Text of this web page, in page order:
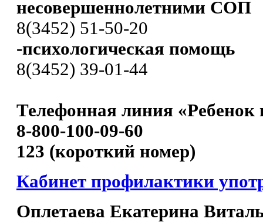
несовершеннолетними СОП
8(3452) 51-50-20
-психологическая помощь
8(3452) 39-01-44
Телефонная линия «Ребенок
8-800-100-09-60
123 (короткий номер)
Кабинет профилактики
Оплетаева Екатерина